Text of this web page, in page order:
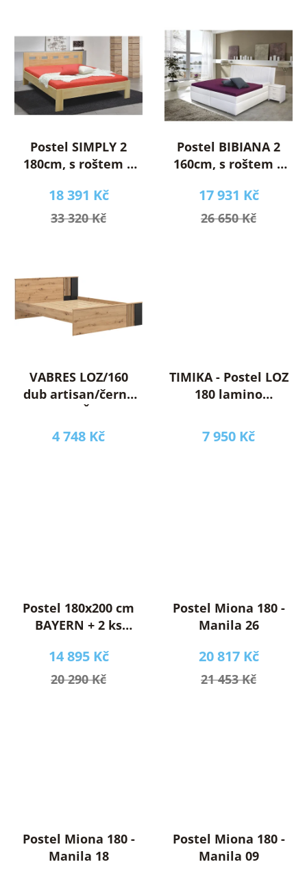
o
d
u
k
ý
p
p
Postel SIMPLY 2
180cm, s roštem a
prostorem
18 391 Kč
33 320 Kč
Postel BIBIANA 2
160cm, s roštem a
prostorem
17 931 Kč
26 650 Kč
VABRES LOZ/160
dub artisan/černá
BEZ ROŠTU A
MATRACE / 2BAL /
4 748 Kč
TIMIKA - Postel LOZ
180 lamino
sonoma tmavý -
včetně roštu (Tina -
7 950 Kč
Postel 180x200 cm
BAYERN + 2 ks
FUTURA 90
14 895 Kč
20 290 Kč
Postel Miona 180 -
Manila 26
20 817 Kč
21 453 Kč
Postel Miona 180 -
Manila 18
Postel Miona 180 -
Manila 09